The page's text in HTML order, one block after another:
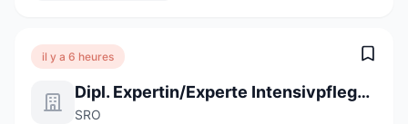
il y a 6 heures
Dipl. Expertin/Experte Intensivpflege 60 - 100 %
SRO